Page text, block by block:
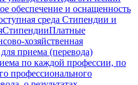
обеспечение и оснащенность
среда Стипендии и
СтипендииПлатные
хозяйственная
приема (перевода)
по каждой профессии, по
профессионального